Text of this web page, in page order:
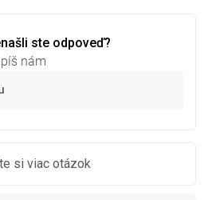
ste odpoveď?
nám
si viac otázok